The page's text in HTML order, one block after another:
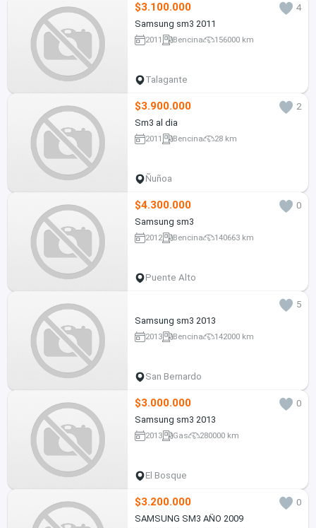
$3.100.000
4
Samsung sm3 2011
2011 Bencina 156000 km
Talagante
$3.900.000
2
Sm3 al dia
2011 Bencina 28 km
Ñuñoa
$4.300.000
0
Samsung sm3
2012 Bencina 140663 km
Puente Alto
5
Samsung sm3 2013
2013 Bencina 142000 km
San Bernardo
$3.000.000
0
Samsung sm3 2013
2013 Gas 280000 km
El Bosque
$3.200.000
0
SAMSUNG SM3 AÑO 2009